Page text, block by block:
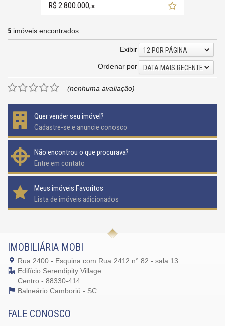
R$ 2.800.000,00
5 imóveis encontrados
Exibir
12 POR PÁGINA
Ordenar por
DATA MAIS RECENTE
(nenhuma avaliação)
Quer vender seu imóvel?
Cadastre-se e anuncie conosco
Não encontrou o que procurava?
Entre em contato
Meus imóveis Favoritos
Lista de imóveis adicionados
IMOBILIÁRIA MOBI
Rua 2400 - Esquina com Rua 2412 n° 82 - sala 13
Edifício Serendipity Village
Centro - 88330-414
Balneário Camboriú - SC
FALE CONOSCO